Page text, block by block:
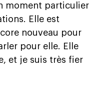
moment particulier
Elle est
nouveau pour
pour elle. Elle
et je suis très fier